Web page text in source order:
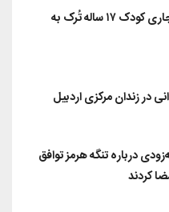
قزوین؛ امیرعلی قاجاری کودک ۱۷ ساله تُرک به
در زندان مرکزی اردبیل
درباره تنگه هرمز توافق
کردند